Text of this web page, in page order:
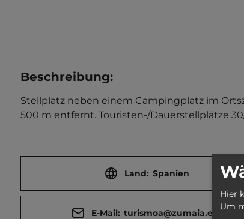
Beschreibung:
Stellplatz neben einem Campingplatz im
500 m entfernt. Touristen-/Dauerstellplätze
Land: Spanien
E-Mail: turismoa@zumaia.eus
Hier
Um